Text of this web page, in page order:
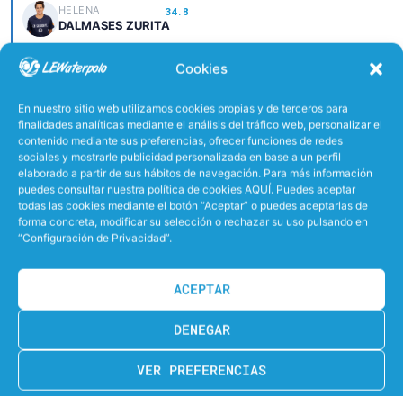
Cookies
En nuestro sitio web utilizamos cookies propias y de terceros para
finalidades analíticas mediante el análisis del tráfico web, personalizar el
contenido mediante sus preferencias, ofrecer funciones de redes
sociales y mostrarle publicidad personalizada en base a un perfil
elaborado a partir de sus hábitos de navegación. Para más información
puedes consultar nuestra política de cookies AQUÍ. Puedes aceptar
todas las cookies mediante el botón “Aceptar” o puedes aceptarlas de
forma concreta, modificar su selección o rechazar su uso pulsando en
“Configuración de Privacidad”.
ACEPTAR
DENEGAR
VER PREFERENCIAS
HELENA 34.8
DALMASES ZURITA
ITZIAR 22.2
MARTINEZ MARTINEZ
ALEJANDRA 45.7
AZNAR DIEZ
BLANCA 27.0
COLOMINAS JUANOLA
GOLES DEL PARTIDO
4